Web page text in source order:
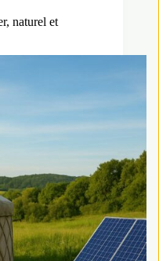
naturel et